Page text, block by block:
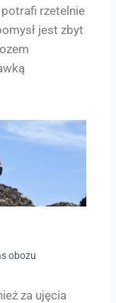
rzetelnie
jest zbyt
obozu
za ujęcia